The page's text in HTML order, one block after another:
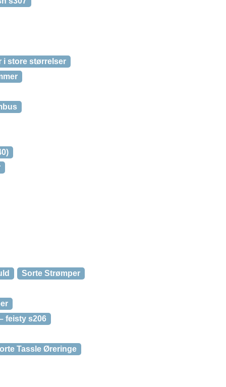
i store størrelser
Sorte Strømper
feisty s206
Tassle Øreringe